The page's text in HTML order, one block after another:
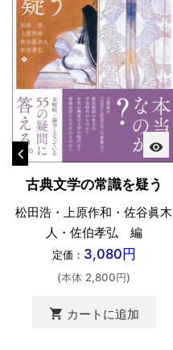
visibility
古典文学の常識を疑う
松田浩・上原作和・佐谷眞木
人・佐伯孝弘 編
定価： 3,080円
(本体 2,800円)
shopping_cart カートに追加